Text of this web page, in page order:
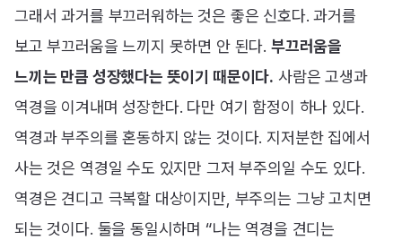
그래서 과거를 부끄러워하는 것은 좋은 신호다. 과거를
보고 부끄러움을 느끼지 못하면 안 된다. 부끄러움을
느끼는 만큼 성장했다는 뜻이기 때문이다. 사람은 고생과
역경을 이겨내며 성장한다. 다만 여기 함정이 하나 있다.
역경과 부주의를 혼동하지 않는 것이다. 지저분한 집에서
사는 것은 역경일 수도 있지만 그저 부주의일 수도 있다.
역경은 견디고 극복할 대상이지만, 부주의는 그냥 고치면
되는 것이다. 둘을 동일시하며 “나는 역경을 견디는